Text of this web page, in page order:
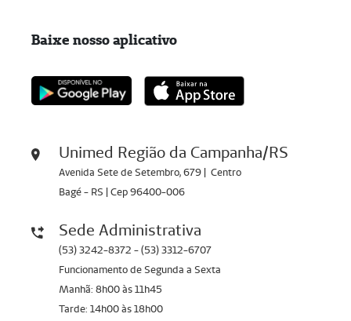
40308553 ANTICORPOS
40308553 ANTITRANSGLUTAMINASE IGA
40308553 ANTITRANSGLUTAMINASE IGG
ANTICORPOS SSB (LA)
40316157 ANTI TPO
40301354 APOLIPOPROTEINA A
40301362 APOLIPOPROTEINA B
40306445 ASLO
40310051 BAAR
Unimed Região da Campanha/RS
Avenida Sete de Setembro, 679 | Centro
Bagé - RS | Cep 96400-006
Sede Administrativa
(53) 3242-8372 - (53) 3312-6707
Funcionamento de Segunda a Sexta
Manhã: 8h00 às 11h45
Tarde: 14h00 às 18h00
Baixe nosso aplicativo